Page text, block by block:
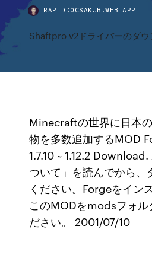
RAPIDDOCSAKJB.WEB.APP
Shaftpro v2ドライバーのダウ
Minecraftの世界に日本
物を多数追加するMOD
1.7.10 ~ 1.12.2
ついて」を読んでから、
ください。Forgeをイン
このMODをmodsフォル
ださい。 2001/07/10